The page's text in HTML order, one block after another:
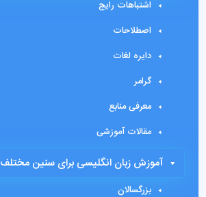
اشتباهات رایج
اصطلاحات
دایره لغات
گرامر
معرفی منابع
مقالات آموزشی
آموزش زبان انگلیسی برای سنین مختلف
بزرگسالان